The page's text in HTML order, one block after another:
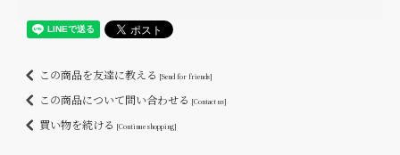
この商品を友達に教える [Send for friends]
この商品について問い合わせる [Contact us]
買い物を続ける [Continue shopping]